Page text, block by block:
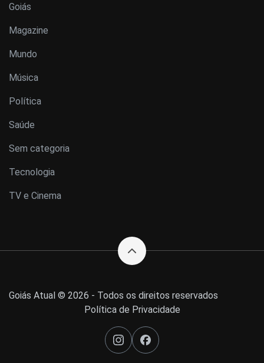
Goiás
Magazine
Mundo
Música
Política
Saúde
Sem categoria
Tecnologia
TV e Cinema
Goiás Atual © 2026 - Todos os direitos reservados
Política de Privacidade